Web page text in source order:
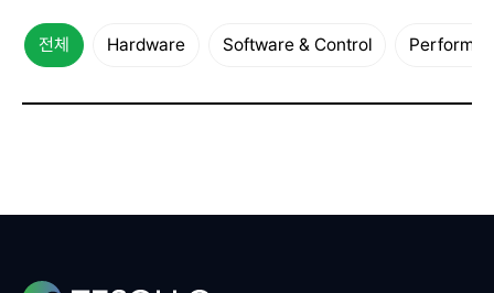
전체 Hardware Software & Control